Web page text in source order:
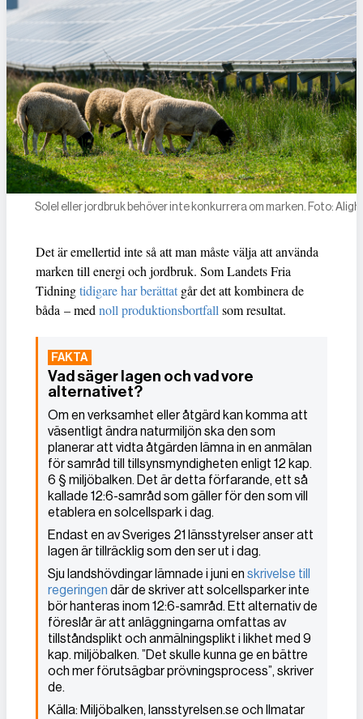
Solel eller jordbruk behöver inte konkurrera om marken. Foto:
Det är emellertid inte så att man måste välja att använda
marken till energi och jordbruk. Som Landets Fria
Tidningtidigare har berättat går det att kombinera de
båda – med noll produktionsbortfall som resultat.
Vad säger lagen och vad vore
alternativet?
Om en verksamhet eller åtgärd kan komma att
väsentligt ändra naturmiljön ska den som
planerar att vidta åtgärden lämna in en anmälan
för samråd till tillsynsmyndigheten enligt 12 kap.
6 § miljöbalken. Det är detta förfarande, ett så
kallade 12:6-samråd som gäller för den som vill
etablera en solcellspark i dag.
Endast en av Sveriges 21 länsstyrelser anser att
lagen är tillräcklig som den ser ut i dag.
Sju landshövdingar lämnade i juni en skrivelse till
regeringen där de skriver att solcellsparker inte
bör hanteras inom 12:6-samråd. Ett alternativ de
föreslår är att anläggningarna omfattas av
tillståndsplikt och anmälningsplikt i likhet med 9
kap. miljöbalken. ”Det skulle kunna ge en bättre
och mer förutsägbar prövningsprocess”, skriver
de.
Källa: Miljöbalken, lansstyrelsen.se och Ilmatar